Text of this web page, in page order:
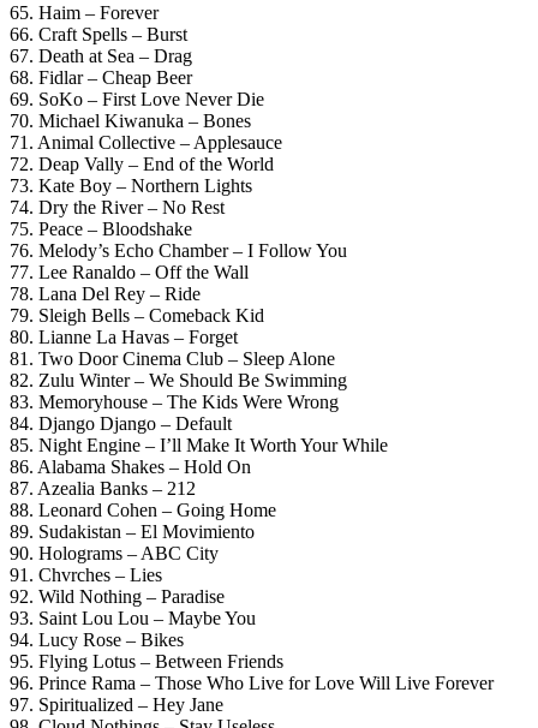
65. Haim – Forever
66. Craft Spells – Burst
67. Death at Sea – Drag
68. Fidlar – Cheap Beer
69. SoKo – First Love Never Die
70. Michael Kiwanuka – Bones
71. Animal Collective – Applesauce
72. Deap Vally – End of the World
73. Kate Boy – Northern Lights
74. Dry the River – No Rest
75. Peace – Bloodshake
76. Melody’s Echo Chamber – I Follow You
77. Lee Ranaldo – Off the Wall
78. Lana Del Rey – Ride
79. Sleigh Bells – Comeback Kid
80. Lianne La Havas – Forget
81. Two Door Cinema Club – Sleep Alone
82. Zulu Winter – We Should Be Swimming
83. Memoryhouse – The Kids Were Wrong
84. Django Django – Default
85. Night Engine – I’ll Make It Worth Your While
86. Alabama Shakes – Hold On
87. Azealia Banks – 212
88. Leonard Cohen – Going Home
89. Sudakistan – El Movimiento
90. Holograms – ABC City
91. Chvrches – Lies
92. Wild Nothing – Paradise
93. Saint Lou Lou – Maybe You
94. Lucy Rose – Bikes
95. Flying Lotus – Between Friends
96. Prince Rama – Those Who Live for Love Will Live Forever
97. Spiritualized – Hey Jane